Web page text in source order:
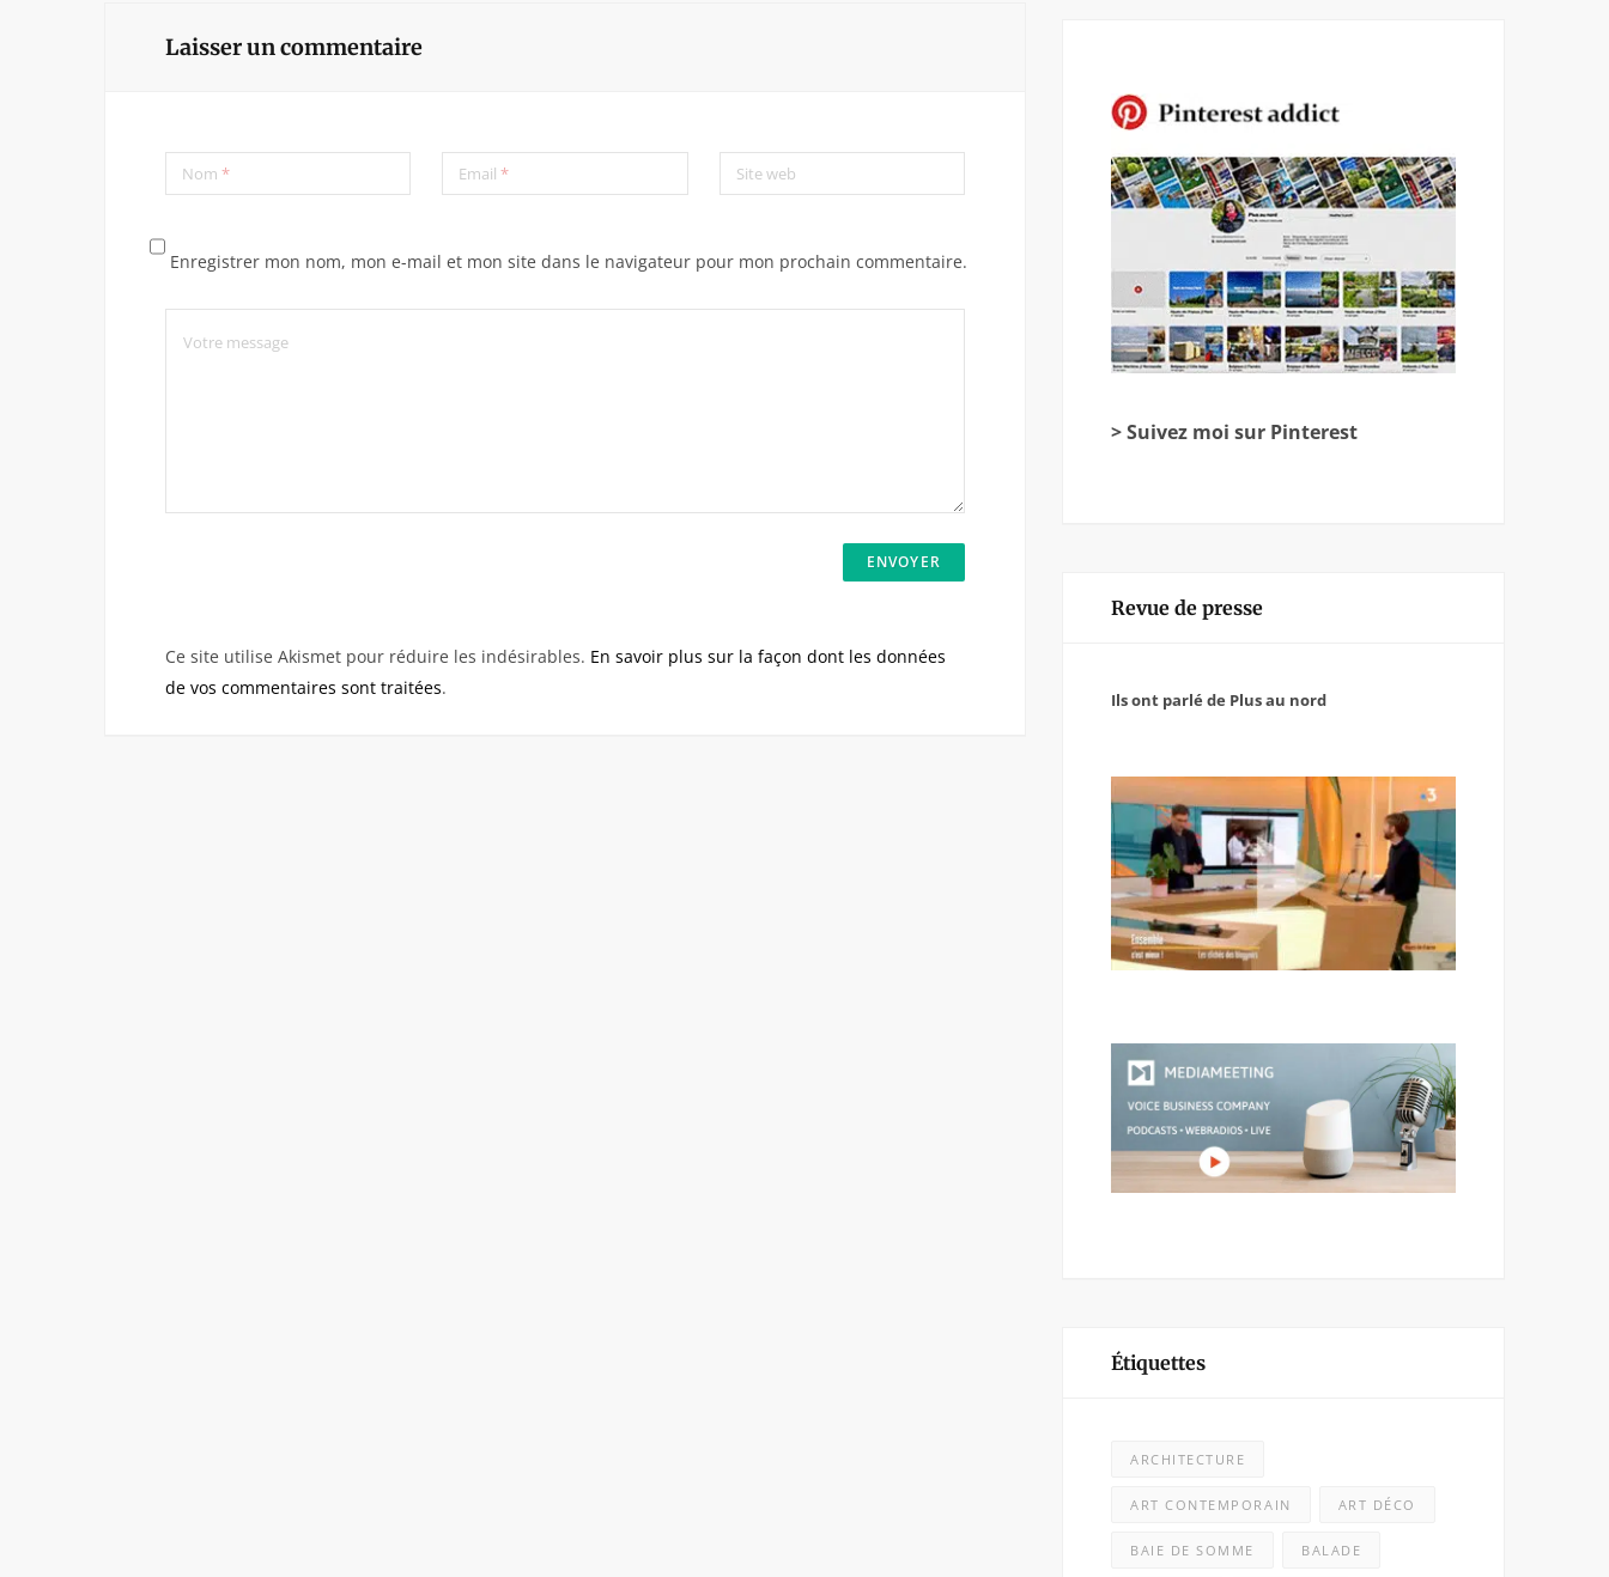
Laisser un commentaire
Nom * Email* Site web
Enregistrer mon nom, mon e-mail et mon site dans le navigateur pour mon prochain commentaire.
Ce site utilise Akismet pour réduire les indésirables. En savoir plus sur la façon dont les données
de vos commentaires sont traitées.
> Suivez moi sur Pinterest
Revue de presse
Ils ont parlé de Plus au nord
Étiquettes
ARCHITECTURE
ART CONTEMPORAIN ART DÉCO
BAIE DE SOMME BALADE